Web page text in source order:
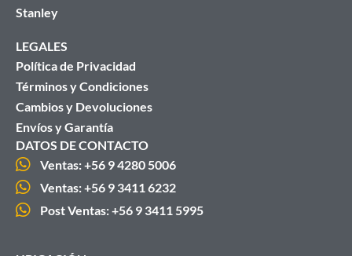
Stanley
LEGALES
Política de Privacidad
Términos y Condiciones
Cambios y Devoluciones
Envíos y Garantía
DATOS DE CONTACTO
Ventas: +56 9 4280 5006
Ventas: +56 9 3411 6232
Post Ventas: +56 9 3411 5995